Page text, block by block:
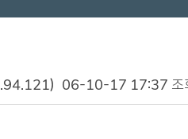
06-10-17 17:37 조